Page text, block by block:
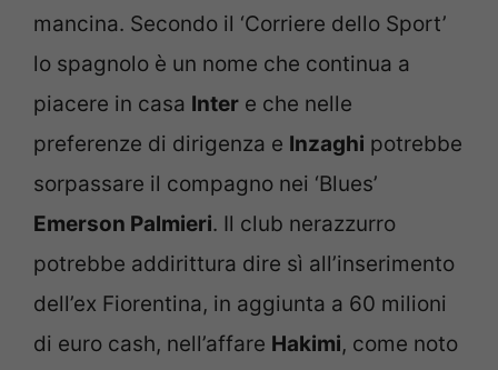
mancina. Secondo il ‘Corriere dello Sport’
lo spagnolo è un nome che continua a
piacere in casa Inter e che nelle
preferenze di dirigenza e Inzaghi potrebbe
sorpassare il compagno nei ‘Blues’
Emerson Palmieri. Il club nerazzurro
potrebbe addirittura dire sì all’inserimento
dell’ex Fiorentina, in aggiunta a 60 milioni
di euro cash, nell’affare Hakimi, come noto